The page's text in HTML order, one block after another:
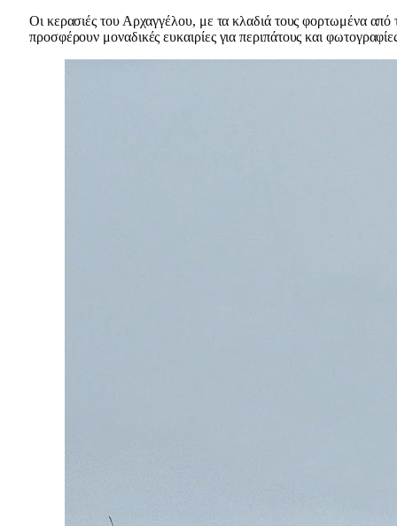
Οι κερασιές του Αρχαγγέλου, με τα κλαδιά τους φορτωμένα από
προσφέρουν μοναδικές ευκαιρίες για περιπάτους και